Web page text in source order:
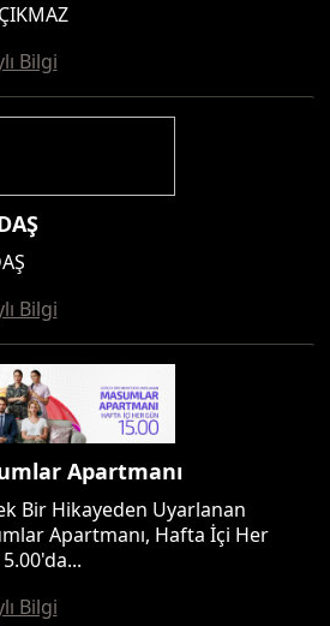
Bilgi
Bilgi
Apartmanı
Bir Hikayeden Uyarlanan
Apartmanı, Hafta İçi Her
Bilgi